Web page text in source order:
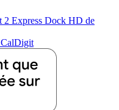
2 Express Dock HD de
CalDigit